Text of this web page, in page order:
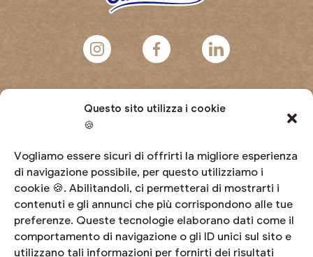
Questo sito utilizza i cookie
🍪
Vogliamo essere sicuri di offrirti la migliore esperienza
di navigazione possibile, per questo utilizziamo i
cookie 🍪. Abilitandoli, ci permetterai di mostrarti i
contenuti e gli annunci che più corrispondono alle tue
preferenze. Queste tecnologie elaborano dati come il
comportamento di navigazione o gli ID unici sul sito e
utilizzano tali informazioni per fornirti dei risultati
Lavora con noi
Domande frequenti
Diventa produttore
Area riservata